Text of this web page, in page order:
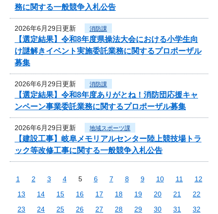
務に関する一般競争入札公告
2026年6月29日更新 消防課
【選定結果】令和8年度県操法大会における小学生向
け謎解きイベント実施委託業務に関するプロポーザル
募集
2026年6月29日更新 消防課
【選定結果】令和8年度ありがとね！消防団応援キャ
ンペーン事業委託業務に関するプロポーザル募集
2026年6月29日更新 地域スポーツ課
【建設工事】岐阜メモリアルセンター陸上競技場トラ
ック等改修工事に関する一般競争入札公告
1 2 3 4 5 6 7 8 9 10 11
12
13
14 15 16 17 18 19 20 21
22
23
24 25 26 27 28 29 30 31
32